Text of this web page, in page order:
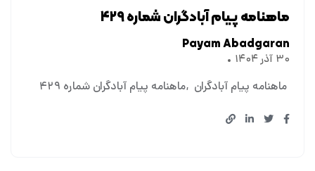
ماهنامه پیام آبادگران شماره ۴۲۹
Payam Abadgaran
۳۰ آذر ۱۴۰۴
ماهنامه پیام آبادگران ماهنامه پیام آبادگران شماره ۴۲۹